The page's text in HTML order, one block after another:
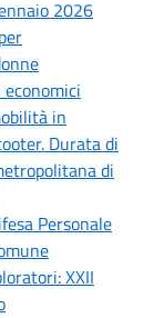
2026
in
Durata di
di
Personale
XXII